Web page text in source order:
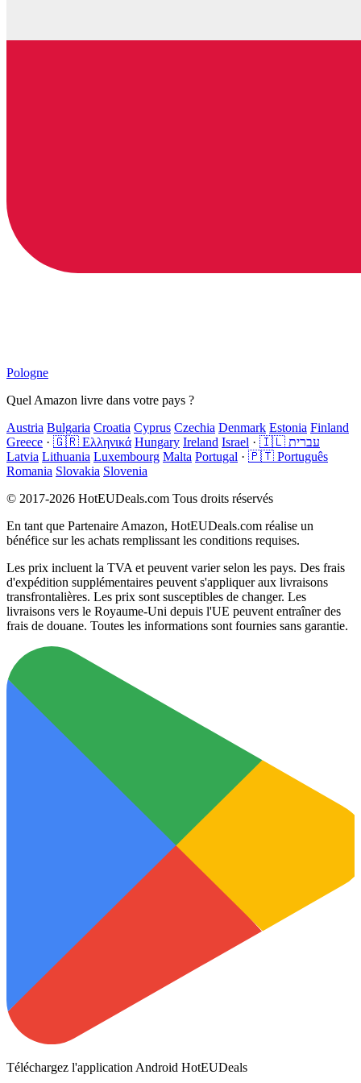
Pologne
Quel Amazon livre dans votre pays ?
Austria Bulgaria Croatia Cyprus Czechia Denmark Estonia Finland
Greece · 🇬🇷 Ελληνικά Hungary Ireland Israel ·
🇮🇱 עברית
Latvia Lithuania Luxembourg Malta Portugal · 🇵🇹 Português
Romania Slovakia Slovenia
© 2017-2026 HotEUDeals.com Tous droits réservés
En tant que Partenaire Amazon, HotEUDeals.com réalise un
bénéfice sur les achats remplissant les conditions requises.
Les prix incluent la TVA et peuvent varier selon les pays. Des frais
d'expédition supplémentaires peuvent s'appliquer aux livraisons
transfrontalières. Les prix sont susceptibles de changer. Les
livraisons vers le Royaume-Uni depuis l'UE peuvent entraîner des
frais de douane. Toutes les informations sont fournies sans garantie.
Téléchargez l'application Android HotEUDeals